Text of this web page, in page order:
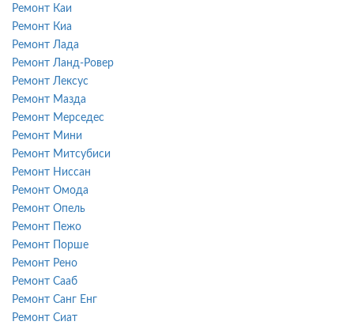
Ремонт Каи
Ремонт Киа
Ремонт Лада
Ремонт Ланд-Ровер
Ремонт Лексус
Ремонт Мазда
Ремонт Мерседес
Ремонт Мини
Ремонт Митсубиси
Ремонт Ниссан
Ремонт Омода
Ремонт Опель
Ремонт Пежо
Ремонт Порше
Ремонт Рено
Ремонт Сааб
Ремонт Санг Енг
Ремонт Сиат